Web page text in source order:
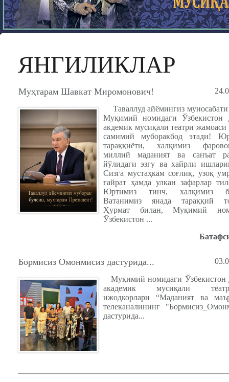
ЯНГИЛИКЛАР
Муҳтарам Шавкат Миромонович!
Таваллуд айёмингиз
Муқимий номидаги Ўзбекистон
акдемик мусиқали театри
самимий муборакбод этади!
тараққиёти, халқимиз
миллий маданият ва санъат
йўлидаги эзгу ва хайрли
Сизга мустаҳкам соғлиқ, узоқ
ғайрат ҳамда улкан зафарлар
Юртимиз тинч, халқимиз
Ватанимиз янада тараққий
Ҳурмат билан, Муқимий
Ўзбекистон ...
Бормисиз Омонмисиз дастурида...
Муқимий номидаги Ўзбекистон
академик мусиқали
ижодкорлари “Маданият ва
телеканалининг
дастурида...